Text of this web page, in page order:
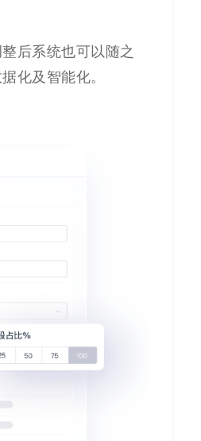
后系统也可以随之
化及智能化。